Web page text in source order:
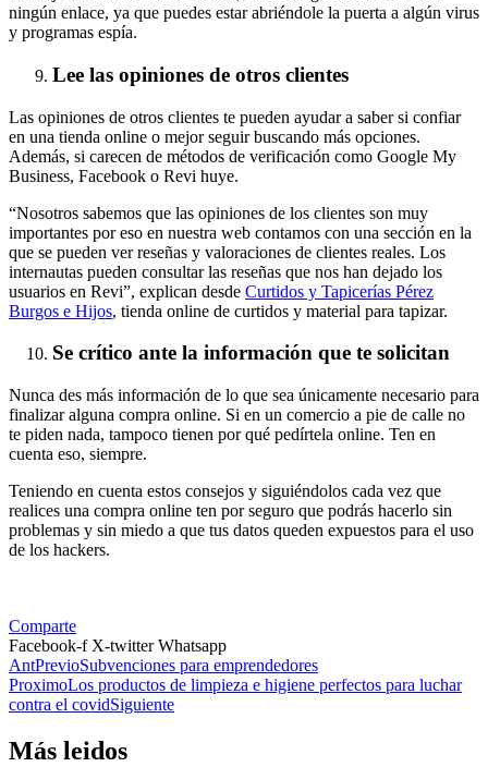
ningún enlace, ya que puedes estar abriéndole la puerta a algún virus
y programas espía.
Lee las opiniones de otros clientes
Las opiniones de otros clientes te pueden ayudar a saber si confiar
en una tienda online o mejor seguir buscando más opciones.
Además, si carecen de métodos de verificación como Google My
Business, Facebook o Revi huye.
“Nosotros sabemos que las opiniones de los clientes son muy
importantes por eso en nuestra web contamos con una sección en la
que se pueden ver reseñas y valoraciones de clientes reales. Los
internautas pueden consultar las reseñas que nos han dejado los
usuarios en Revi”, explican desde Curtidos y Tapicerías Pérez
Burgos e Hijos, tienda online de curtidos y material para tapizar.
Se crítico ante la información que te solicitan
Nunca des más información de lo que sea únicamente necesario para
finalizar alguna compra online. Si en un comercio a pie de calle no
te piden nada, tampoco tienen por qué pedírtela online. Ten en
cuenta eso, siempre.
Teniendo en cuenta estos consejos y siguiéndolos cada vez que
realices una compra online ten por seguro que podrás hacerlo sin
problemas y sin miedo a que tus datos queden expuestos para el uso
de los hackers.
Comparte
Facebook-f X-twitter Whatsapp
AntPrevioSubvenciones para emprendedores
ProximoLos productos de limpieza e higiene perfectos para luchar
contra el covidSiguiente
Más leidos